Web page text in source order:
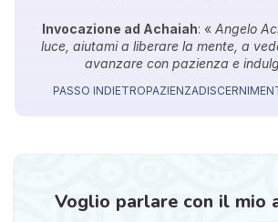
Invocazione ad Achaiah: « Angelo
luce, aiutami a liberare la mente, a
avanzare con pazienza e
PASSO INDIETROPAZIENZA
Voglio parlare con il mio